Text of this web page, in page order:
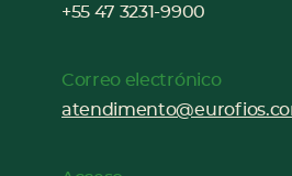
+55 47 3231-9900
Correo electrónico